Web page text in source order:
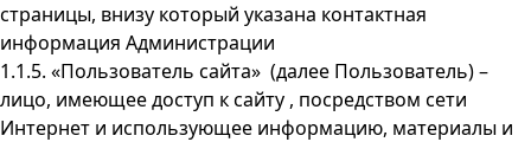
страницы, внизу который указана контактная
информация Администрации
1.1.5. «Пользователь сайта» (далее Пользователь) –
лицо, имеющее доступ к сайту , посредством сети
Интернет и использующее информацию, материалы и